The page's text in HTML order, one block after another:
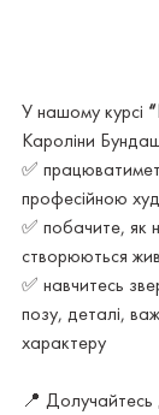
У нашому курсі
Кароліни
✅
професійною
✅ побачите, як
створюються
✅ навчитесь
позу, деталі,
характеру
📍 Долучайтесь